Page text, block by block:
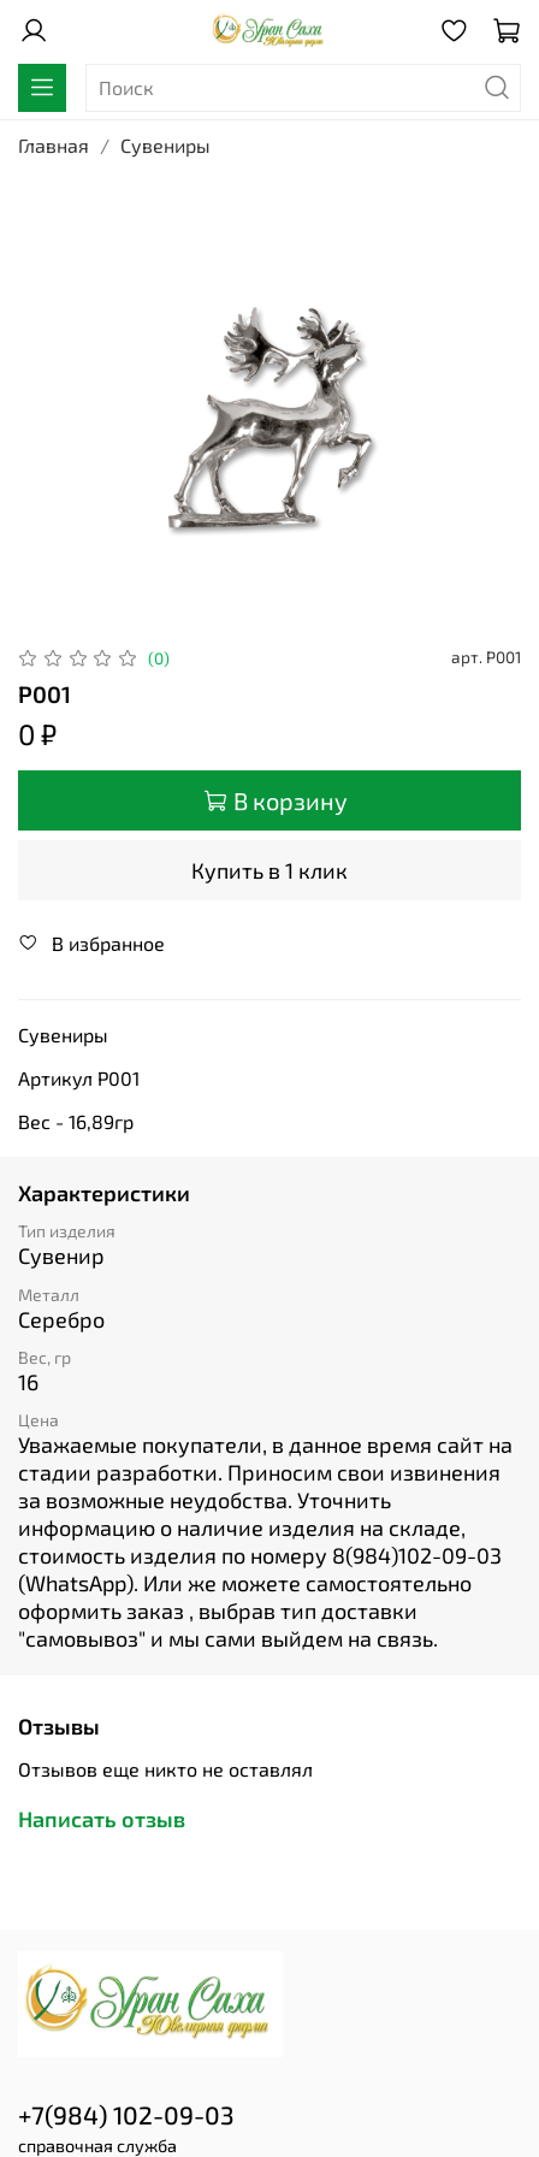
Главная Сувениры
(0) арт. Р001
Р001
0 ₽
В корзину
Купить в 1 клик
В избранное
Сувениры
Артикул Р001
Вес - 16,89гр
Характеристики
Тип изделия
Сувенир
Металл
Серебро
Вес, гр
16
Цена
Уважаемые покупатели, в данное время сайт на
стадии разработки. Приносим свои извинения
за возможные неудобства. Уточнить
информацию о наличие изделия на складе,
стоимость изделия по номеру 8(984)102-09-03
(WhatsApp). Или же можете самостоятельно
оформить заказ , выбрав тип доставки
"cамовывоз" и мы сами выйдем на связь.
Отзывы
Отзывов еще никто не оставлял
Написать отзыв
+7(984) 102-09-03
справочная служба